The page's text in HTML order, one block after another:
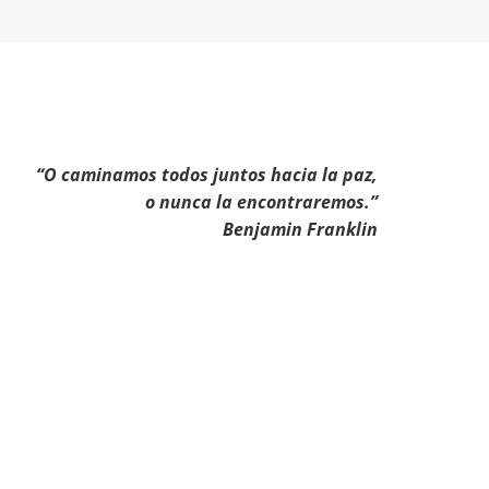
“O caminamos todos juntos hacia la paz,
o nunca la encontraremos.”
Benjamin Franklin